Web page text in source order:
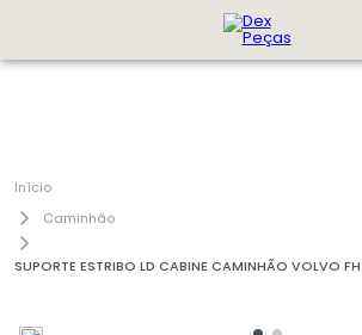
Caminhão
SUPORTE ESTRIBO LD CABINE CAMINHÃO VOLVO FH